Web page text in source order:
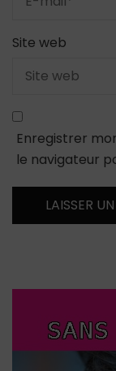
Site web
Enregistrer
le navigateur